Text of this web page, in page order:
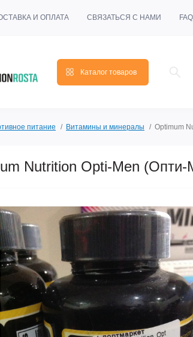
И ОПЛАТА СВЯЗАТЬСЯ С НАМИ FAQ
Каталог товаров
питание Витамины и минералы Optimum
Nutrition Opti-Men